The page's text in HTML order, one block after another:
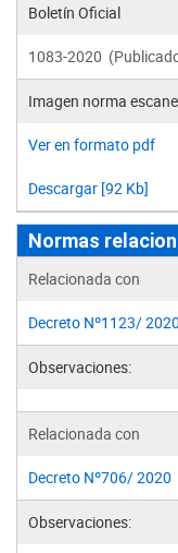
Boletín Oficial
1083-2020
Imagen norma
Ver en formato pdf
Descargar [92 Kb]
Normas
Relacionada con
Decreto Nº1123/ 2020
Observaciones:
Relacionada con
Decreto Nº706/ 2020
Observaciones: